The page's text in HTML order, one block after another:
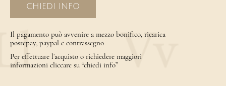
CHIEDI INFO
Il pagamento può avvenire a mezzo bonifico, ricarica
postepay, paypal e contrassegno
Per effettuare l’acquisto o richiedere maggiori
informazioni cliccare su “chiedi info”